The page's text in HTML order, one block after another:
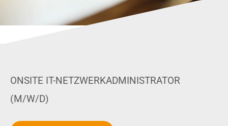
ONSITE IT-NETZWERKADMINISTRATOR
(M/W/D)